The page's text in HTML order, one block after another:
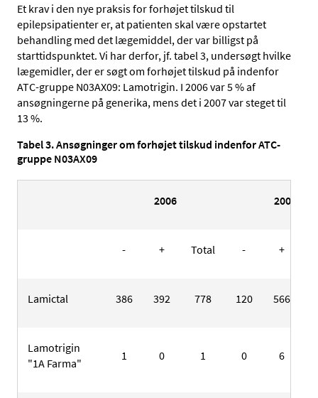
Et krav i den nye praksis for forhøjet tilskud til
epilepsipatienter er, at patienten skal være opstartet
behandling med det lægemiddel, der var billigst på
starttidspunktet. Vi har derfor, jf. tabel 3, undersøgt hvilke
lægemidler, der er søgt om forhøjet tilskud på indenfor
ATC-gruppe N03AX09: Lamotrigin. I 2006 var 5 % af
ansøgningerne på generika, mens det i 2007 var steget til
13 %.
Tabel 3. Ansøgninger om forhøjet tilskud indenfor ATC-
gruppe N03AX09
2006 2007
- + Total - +
Lamictal 386 392 778 120 566
Lamotrigin
"1A Farma"
1 0 1 0 6